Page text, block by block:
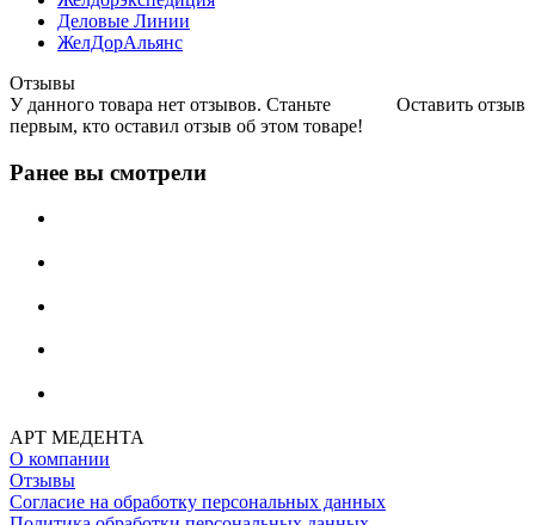
Деловые Линии
ЖелДорАльянс
Отзывы
Оставить отзыв
У данного товара нет отзывов. Станьте
первым, кто оставил отзыв об этом товаре!
Ранее вы смотрели
АРТ МЕДЕНТА
О компании
Отзывы
Согласие на обработку персональных данных